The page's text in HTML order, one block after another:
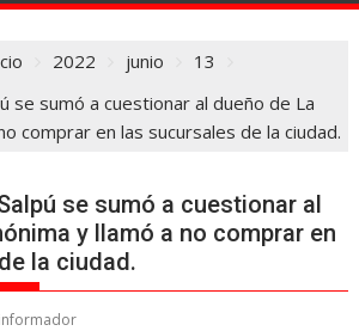
2022 junio
13
se sumó a cuestionar al dueño de La
comprar en las sucursales de la ciudad.
se sumó a cuestionar al
y llamó a no comprar en
la ciudad.